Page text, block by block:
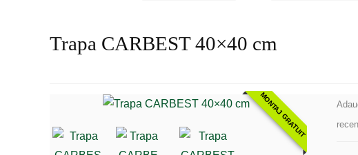
Trapa CARBEST 40×40 cm
MONTAJ GRATUIT